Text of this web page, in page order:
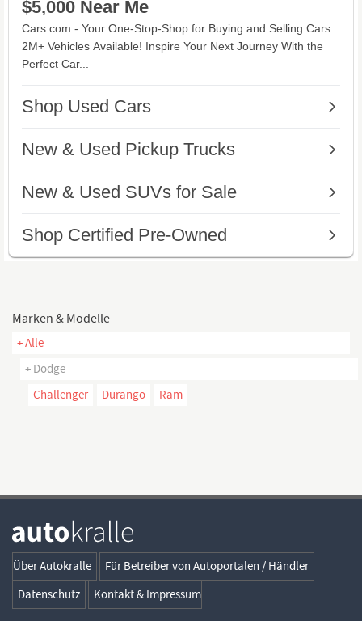
Marken & Modelle
+ Alle
+ Dodge
Challenger
Durango Ram
Über Autokralle
Für Betreiber von Autoportalen / Händler
Datenschutz
Kontakt & Impressum